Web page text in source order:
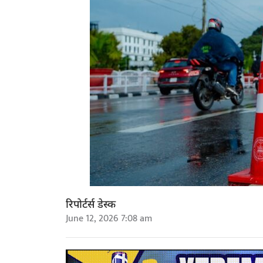
रिपोर्टर्स डेस्क
June 12, 2026 7:08 am